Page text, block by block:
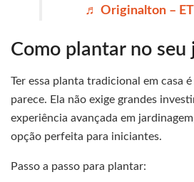
♬ Originalton –
Como plantar no seu
Ter essa planta tradicional em casa
parece. Ela não exige grandes
experiência avançada em
opção perfeita para iniciantes.
Passo a passo para plantar: